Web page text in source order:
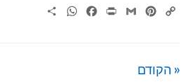
Copy
Pinterest
Gmail
Print
Facebook
WhatsApp
« הקודם